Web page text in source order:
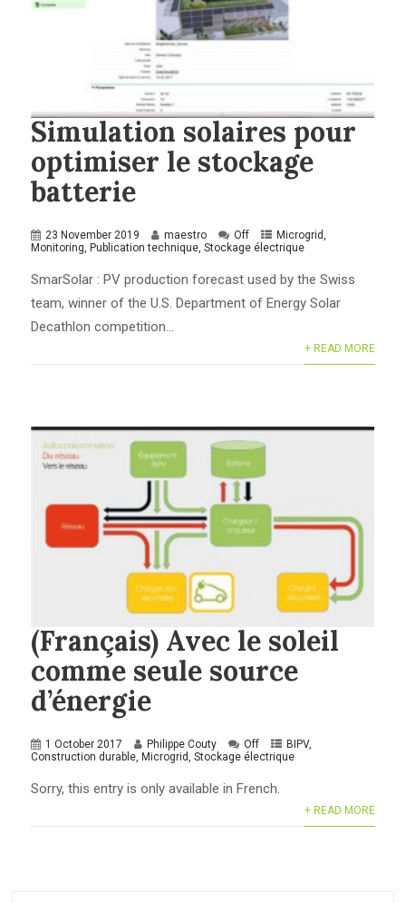
Simulation solaires pour
optimiser le stockage
batterie
23 November 2019 maestro Off Microgrid,
Monitoring,Publication technique,Stockage électrique
SmarSolar : PV production forecast used by the Swiss
team, winner of the U.S. Department of Energy Solar
Decathlon competition...
+ READ MORE
(Français) Avec le soleil
comme seule source
d’énergie
1 October 2017 Philippe Couty Off BIPV,
Construction durable,Microgrid,Stockage électrique
Sorry, this entry is only available in French.
+ READ MORE